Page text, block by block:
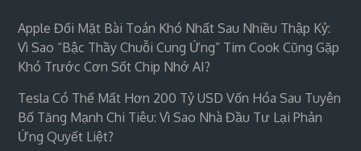
Apple Đối Mặt Bài Toán Khó Nhất Sau Nhiều Thập Kỷ:
Vì Sao “bậc Thầy Chuỗi Cung Ứng” Tim Cook Cũng Gặp
Khó Trước Cơn Sốt Chip Nhớ AI?
Tesla Có Thể Mất Hơn 200 Tỷ USD Vốn Hóa Sau Tuyên
Bố Tăng Mạnh Chi Tiêu: Vì Sao Nhà Đầu Tư Lại Phản
Ứng Quyết Liệt?